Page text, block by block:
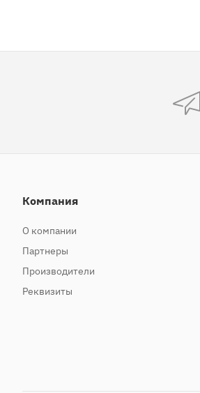
Компания
О компании
Партнеры
Производители
Реквизиты